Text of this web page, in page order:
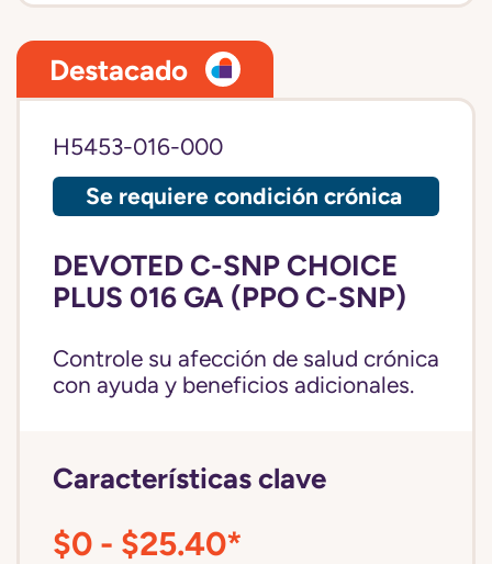
Destacado
H5453-016-000
Se requiere condición crónica
DEVOTED C-SNP CHOICE
PLUS 016 GA (PPO C-SNP)
Controle su afección de salud crónica
con ayuda y beneficios adicionales.
Características clave
$0 - $25.40*